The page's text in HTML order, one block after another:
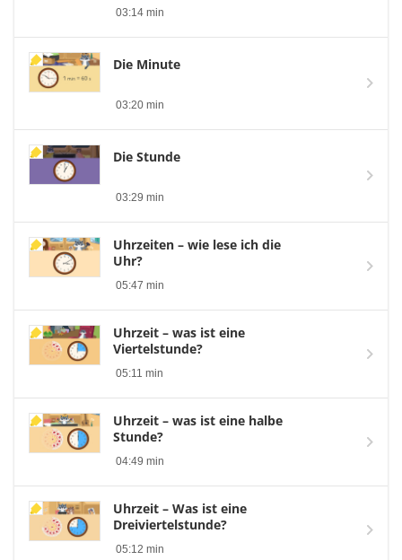
03:14 min
Die Minute
03:20 min
Die Stunde
03:29 min
Uhrzeiten – wie lese ich die
Uhr?
05:47 min
Uhrzeit – was ist eine
Viertelstunde?
05:11 min
Uhrzeit – was ist eine halbe
Stunde?
04:49 min
Uhrzeit – Was ist eine
Dreiviertelstunde?
05:12 min